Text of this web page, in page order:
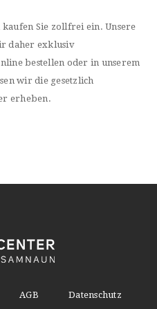
kaufen Sie zollfrei ein. Unsere
daher exklusiv
bestellen oder in unserem
wir die gesetzlich
erheben.
AGB Datenschutz